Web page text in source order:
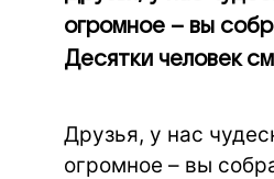
огромное – вы
Десятки человек
Друзья, у нас
огромное – вы